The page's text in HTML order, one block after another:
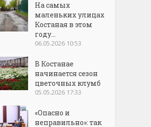
На самых
маленьких улицах
Костаная в этом
году...
06.05.2026 10:53
В Костанае
начинается сезон
цветочных клумб
05.05.2026 17:33
«Опасно и
неправильно»: так